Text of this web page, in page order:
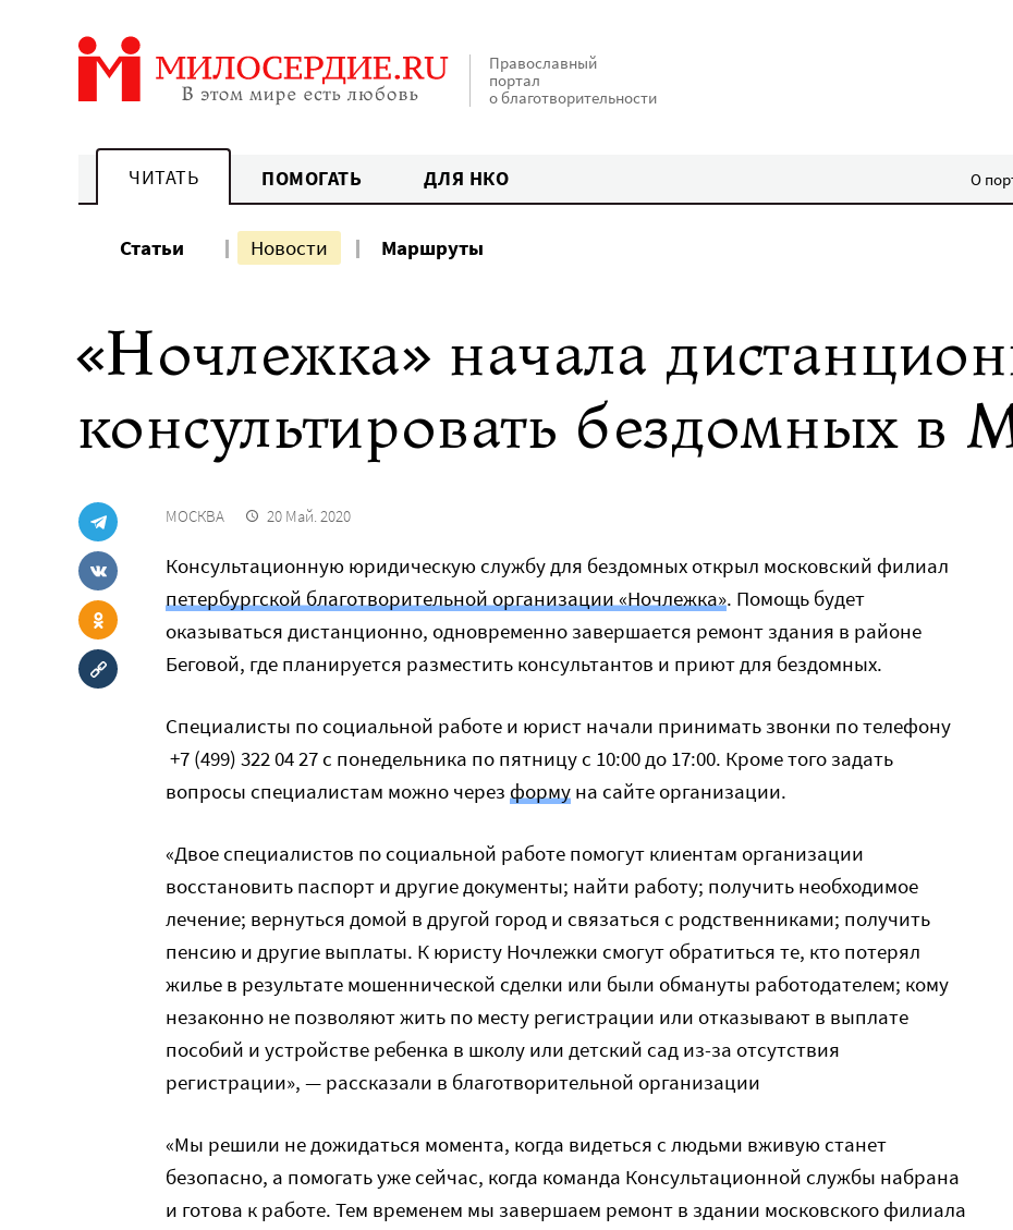
Православный
портал
о благотворительности
ЧИТАТЬ ПОМОГАТЬ ДЛЯ НКО О
Статьи Новости Маршруты
«Ночлежка» начала
консультировать бездомных в
МОСКВА 20 Май. 2020
Консультационную юридическую службу для бездомных открыл московский филиал
петербургской благотворительной организации «Ночлежка». Помощь будет
оказываться дистанционно, одновременно завершается ремонт здания в районе
Беговой, где планируется разместить консультантов и приют для бездомных.
Специалисты по социальной работе и юрист начали принимать звонки по телефону
+7 (499) 322 04 27 с понедельника по пятницу с 10:00 до 17:00. Кроме того задать
вопросы специалистам можно через форму на сайте организации.
«Двое специалистов по социальной работе помогут клиентам организации
восстановить паспорт и другие документы; найти работу; получить необходимое
лечение; вернуться домой в другой город и связаться с родственниками; получить
пенсию и другие выплаты. К юристу Ночлежки смогут обратиться те, кто потерял
жилье в результате мошеннической сделки или были обмануты работодателем; кому
незаконно не позволяют жить по месту регистрации или отказывают в выплате
пособий и устройстве ребенка в школу или детский сад из-за отсутствия
регистрации», — рассказали в благотворительной организации
«Мы решили не дожидаться момента, когда видеться с людьми вживую станет
безопасно, а помогать уже сейчас, когда команда Консультационной службы набрана
и готова к работе. Тем временем мы завершаем ремонт в здании московского филиала